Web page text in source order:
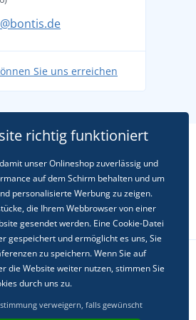
Sie uns erreichen
in sozialen Netzwerken
richtig funktioniert
unser Onlineshop zuverlässig und
auf dem Schirm behalten und um
personalisierte Werbung zu zeigen.
die Ihrem Webbrowser von einer
gesendet werden. Eine Cookie-Datei
gespeichert und ermöglicht es uns, Sie
zu speichern. Wenn Sie auf
die Website weiter nutzen, stimmen Sie
durch uns zu.
verweigern, falls gewünscht